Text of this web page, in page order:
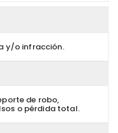
y/o infracción.
de robo,
o pérdida total.